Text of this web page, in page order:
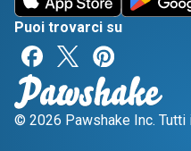
Puoi trovarci su
© 2026 Pawshake Inc. Tutti